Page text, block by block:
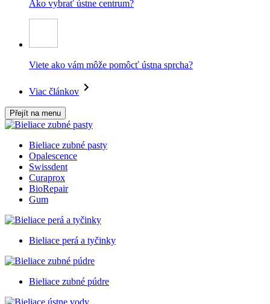
Ako vybrať ústne centrum?
Viete ako vám môže pomôcť ústna sprcha?
Viac článkov
Přejít na menu
Bieliace zubné pasty
Opalescence
Swissdent
Curaprox
BioRepair
Gum
Bieliace perá a tyčinky
Bieliace zubné púdre